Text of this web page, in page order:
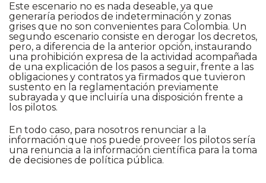
Este escenario no es nada deseable, ya que
generaría periodos de indeterminación y zonas
grises que no son convenientes para Colombia. Un
segundo escenario consiste en derogar los decretos,
pero, a diferencia de la anterior opción, instaurando
una prohibición expresa de la actividad acompañada
de una explicación de los pasos a seguir, frente a las
obligaciones y contratos ya firmados que tuvieron
sustento en la reglamentación previamente
subrayada y que incluiría una disposición frente a
los pilotos.
En todo caso, para nosotros renunciar a la
información que nos puede proveer los pilotos sería
una renuncia a la información científica para la toma
de decisiones de política pública.